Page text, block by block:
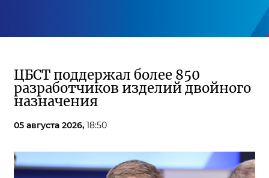
ЦБСТ поддержал более 850
разработчиков изделий двойного
назначения
05 августа 2026, 18:50